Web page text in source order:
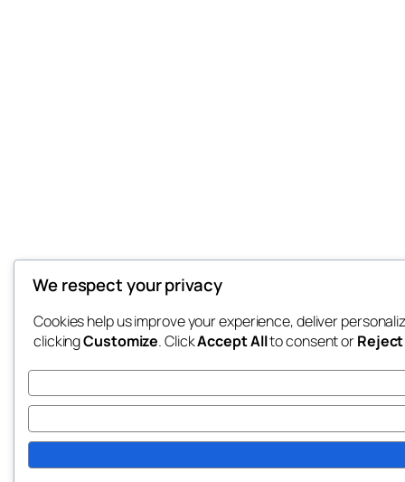
We respect your privacy
Cookies help us improve your experience, deliver
clickingCustomize. ClickAccept Allto consent or